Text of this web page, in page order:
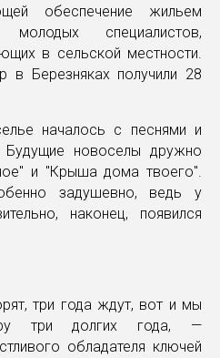
обеспечение жильем
специалистов,
в сельской местности.
в Березняках получили 28
началось с песнями и
Будущие новоселы дружно
и "Крыша дома твоего".
задушевно, ведь у
наконец, появился
три года ждут, вот и мы
три долгих года, —
обладателя ключей